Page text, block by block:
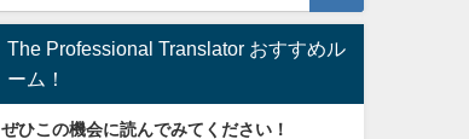
The Professional Translator おすすめル
ーム！
ぜひこの機会に読んでみてください！